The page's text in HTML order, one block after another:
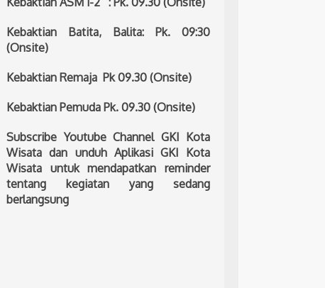
Kebaktian Batita, Balita: Pk. 09:30
(Onsite)
Kebaktian Remaja Pk 09.30 (Onsite)
Kebaktian Pemuda Pk. 09.30 (Onsite)
Subscribe Youtube Channel GKI Kota
Wisata dan unduh Aplikasi GKI Kota
Wisata untuk mendapatkan reminder
tentang kegiatan yang sedang
berlangsung